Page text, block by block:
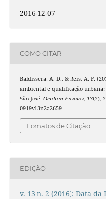
2016-12-07
COMO CITAR
Baldissera, A. D., & Reis, A. F.
ambiental e qualificação urbana:
São José. Oculum Ensaios, 13(2),
0919v13n2a2659
Fomatos de Citação
EDIÇÃO
v. 13 n. 2 (2016): Data da